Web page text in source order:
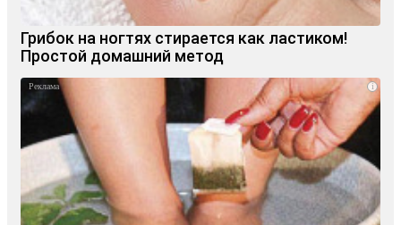
Грибок на ногтях стирается как ластиком!
Простой домашний метод
i